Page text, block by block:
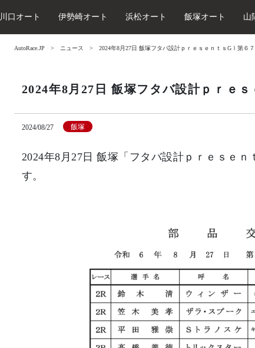
川口オート 伊勢崎オート 浜松オート 飯塚オート 山
AutoRace.JP ニュース 2024年8月27日 飯塚フタバ設計ｐｒｅｓｅｎｔｓGⅠ第６
2024年8月27日 飯塚フタバ設計ｐｒｅ
2024/08/27 飯塚
2024年8月27日 飯塚「フタバ設計ｐｒｅｓｅ
す。